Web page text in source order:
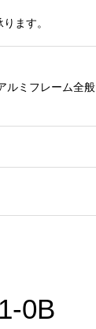
ます。
ルミフレーム全般
0B